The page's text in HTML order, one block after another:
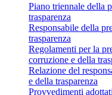
Piano triennale della
trasparenza
Responsabile della
trasparenza
Regolamenti per la
corruzione e della
Relazione del
e della trasparenza
Provvedimenti